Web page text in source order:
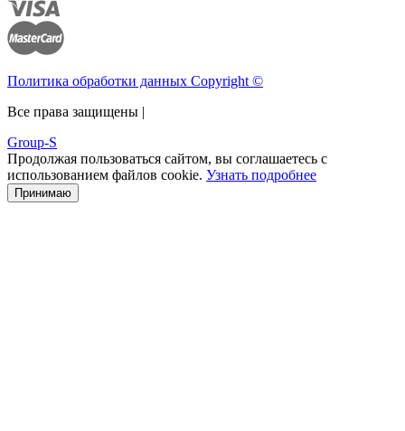
Политика обработки данных Copyright ©
Все права защищены |
Group-S
Продолжая пользоваться сайтом, вы соглашаетесь с
использованием файлов cookie. Узнать подробнее
Принимаю